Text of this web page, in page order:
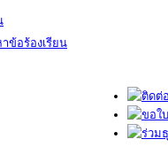
ข้อร้องเรียน